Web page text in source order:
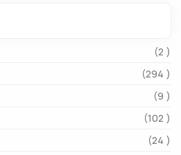
(2 )
(294 )
(9 )
(102 )
(24 )